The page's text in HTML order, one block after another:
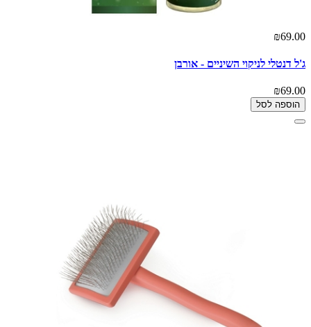
₪69.00
ג'ל דנטלי לניקוי השיניים - אורבן
₪69.00
הוספה לסל